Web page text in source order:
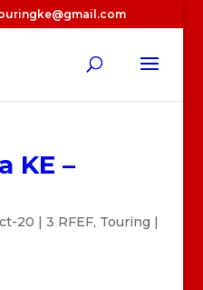
KE –
20 | 3 RFEF, Touring |